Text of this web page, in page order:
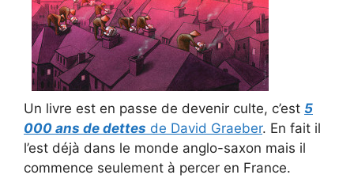
Un livre est en passe de devenir culte, c’est 5
000 ans de dettes de David Graeber. En fait il
l’est déjà dans le monde anglo-saxon mais il
commence seulement à percer en France.